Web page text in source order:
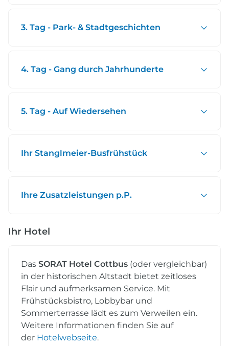
3. Tag - Park- & Stadtgeschichten
4. Tag - Gang durch Jahrhunderte
5. Tag - Auf Wiedersehen
Ihr Stanglmeier-Busfrühstück
Ihre Zusatzleistungen p.P.
Ihr Hotel
Das SORAT Hotel Cottbus (oder vergleichbar)
in der historischen Altstadt bietet zeitloses
Flair und aufmerksamen Service. Mit
Frühstücksbistro, Lobbybar und
Sommerterrasse lädt es zum Verweilen ein.
Weitere Informationen finden Sie auf
der Hotelwebseite.